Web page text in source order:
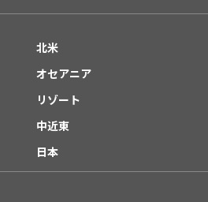
北米
オセアニア
リゾート
中近東
日本